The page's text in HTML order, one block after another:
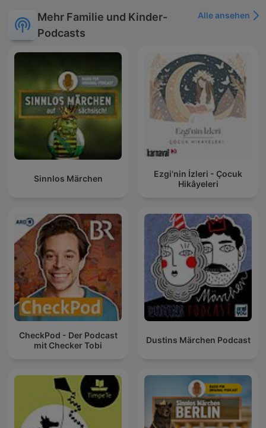
Mehr Familie und Kinder-
Podcasts
Alle ansehen
Sinnlos Märchen
Ezgi'nin İzleri - Çocuk
Hikâyeleri
CheckPod - Der Podcast
mit Checker Tobi
Dustins Märchen Podcast